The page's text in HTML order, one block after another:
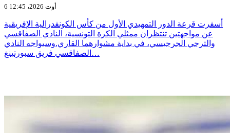
6 أوت 2026، 12:45
أسفرت قرعة الدور التمهيدي الأول من كأس الكونفدرالية الإفريقية
عن مواجهتين تنتظران ممثلي الكرة التونسية، النادي الصفاقسي
والترجي الجرجيسي، في بداية مشوارهما القاري.وسيواجه النادي
الصفاقسي فريق سبورتينغ…